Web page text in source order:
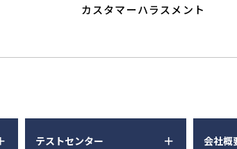
カスタマーハラスメント
テストセンター 会社概